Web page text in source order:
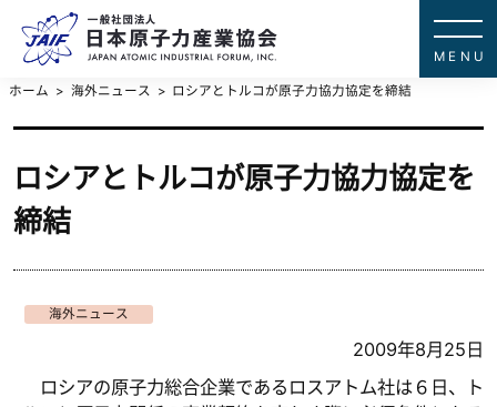
ホーム 海外ニュース ロシアとトルコが原子力協力協定を締結
ロシアとトルコが原子力協力協定を
締結
海外ニュース
2009年8月25日
ロシアの原子力総合企業であるロスアトム社は６日、ト